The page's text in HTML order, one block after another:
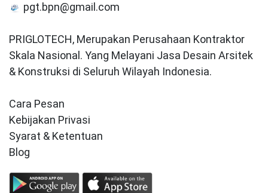
pgt.bpn@gmail.com
PRIGLOTECH, Merupakan Perusahaan Kontraktor
Skala Nasional. Yang Melayani Jasa Desain Arsitek
& Konstruksi di Seluruh Wilayah Indonesia.
Cara Pesan
Kebijakan Privasi
Syarat & Ketentuan
Blog